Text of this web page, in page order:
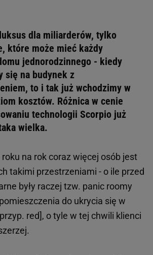
dla miliarderów, tylko
które może mieć każdy
jednorodzinnego - kiedy
się na budynek z
to i tak już wchodzimy w
kosztów. Różnica w cenie
technologii Scorpio już
wielka.
roku na rok coraz więcej osób jest
takimi przestrzeniami - o ile przed
były raczej tzw. panic roomy
do ukrycia się w
red], o tyle w tej chwili klienci